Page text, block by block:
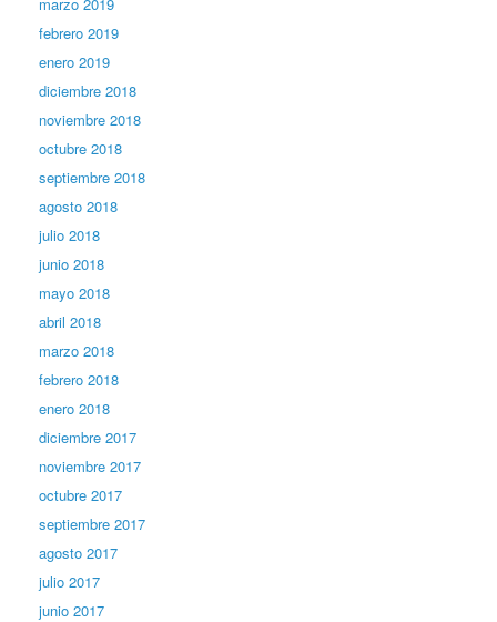
febrero 2019
enero 2019
diciembre 2018
noviembre 2018
octubre 2018
septiembre 2018
agosto 2018
julio 2018
junio 2018
mayo 2018
abril 2018
marzo 2018
febrero 2018
enero 2018
diciembre 2017
noviembre 2017
octubre 2017
septiembre 2017
agosto 2017
julio 2017
junio 2017